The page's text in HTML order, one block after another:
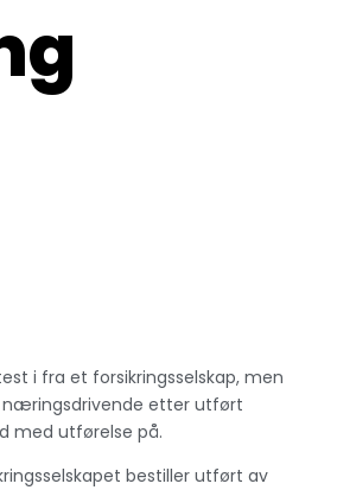
i fra et forsikringsselskap, men
næringsdrivende etter utført
med utførelse på.
bestiller utført av